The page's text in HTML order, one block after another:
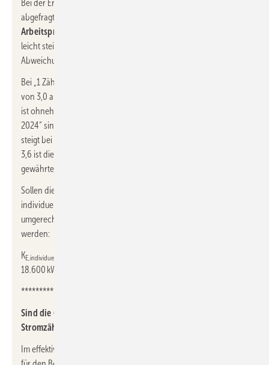
Bei der Ermittlung der Energiepreise legt die JAZ nur die
abgefragte Strommenge fest. Tendenziell gilt, dass der
Arbeitspreis
leicht steigt, aber in einem Bereich von JAZ = 2,4…3,6 mit einer
Abweichung von unter 2,5 % relativ stabil ist.
Bei „1 Zähler 2023“ variiert der effektive Arbeitspreis bei einer
von 3,0 abweichenden Jahresarbeitszahl kaum, der Grundpreis
ist ohnehin für den Haushaltsstrom zu entrichten. Bei „1 Zähler
2024“ sinkt der effektive Arbeitspreis bei einer höheren JAZ und
steigt bei einer geringeren JAZ. In einem Bereich von JAZ = 2,4…
3,6 ist die Abweichung gering. Hintergrund ist die in Modul 1
gewährte pauschale Netzentgeltreduzierung.
Sollen die Heizenergiekosten (K
individuelle JAZ (und einen individuellen Nutzenergiebedarf Q
umgerechnet werden, kann näherungsweise angenommen
werden:
KE,individuell
18.600 kWh/a
***********
Sind die Grundpreise und Kosten für den zweiten
Stromzähler und die Ablesung berücksichtigt?
Im effektiven Arbeitspreis sind alle Grundpreise und die Kosten